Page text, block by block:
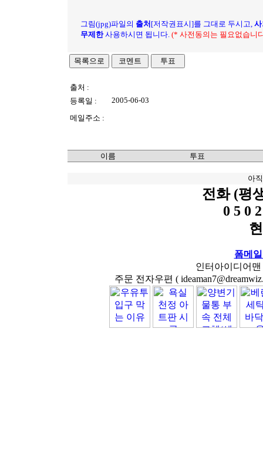
그림(jpg)파일의 출처 [저작권표시]를 그대로 두시고,
무제한사용하시면 됩니다. (* 사전동의는 필요없습니
출처 :
등록일 :
2005-06-03
메일주소 :
이름 투표
아
전화 (평
0 5 0
폼메
인터아이디어맨
주문 전자우편 (